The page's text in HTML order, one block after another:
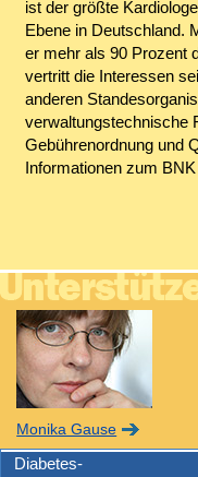
ist der größte
Ebene in Deutschland.
er mehr als 90 Prozent
vertritt die Interessen
anderen
verwaltungstechnische
Gebührenordnung und
Informationen zum
Monika Gause
Diabetes-